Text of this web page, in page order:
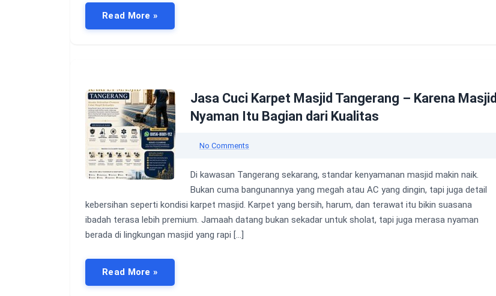
Read More »
Jasa Cuci Karpet Masjid Tangerang – Karena Masjid
Nyaman Itu Bagian dari Kualitas
No Comments
Di kawasan Tangerang sekarang, standar kenyamanan masjid makin naik.
Bukan cuma bangunannya yang megah atau AC yang dingin, tapi juga detail
kebersihan seperti kondisi karpet masjid. Karpet yang bersih, harum, dan terawat itu bikin suasana
ibadah terasa lebih premium. Jamaah datang bukan sekadar untuk sholat, tapi juga merasa nyaman
berada di lingkungan masjid yang rapi […]
Read More »